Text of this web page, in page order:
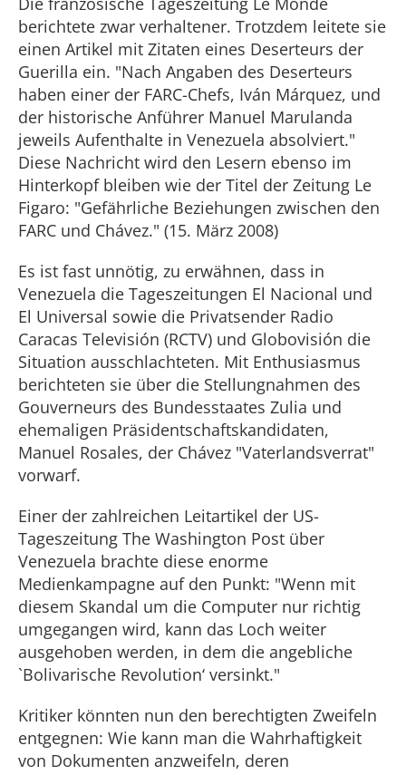
berichtete zwar verhaltener. Trotzdem leitete sie
einen Artikel mit Zitaten eines Deserteurs der
Guerilla ein. "Nach Angaben des Deserteurs
haben einer der FARC-Chefs, Iván Márquez, und
der historische Anführer Manuel Marulanda
jeweils Aufenthalte in Venezuela absolviert."
Diese Nachricht wird den Lesern ebenso im
Hinterkopf bleiben wie der Titel der Zeitung Le
Figaro: "Gefährliche Beziehungen zwischen den
FARC und Chávez." (15. März 2008)
Es ist fast unnötig, zu erwähnen, dass in
Venezuela die Tageszeitungen El Nacional und
El Universal sowie die Privatsender Radio
Caracas Televisión (RCTV) und Globovisión die
Situation ausschlachteten. Mit Enthusiasmus
berichteten sie über die Stellungnahmen des
Gouverneurs des Bundesstaates Zulia und
ehemaligen Präsidentschaftskandidaten,
Manuel Rosales, der Chávez "Vaterlandsverrat"
vorwarf.
Einer der zahlreichen Leitartikel der US-
Tageszeitung The Washington Post über
Venezuela brachte diese enorme
Medienkampagne auf den Punkt: "Wenn mit
diesem Skandal um die Computer nur richtig
umgegangen wird, kann das Loch weiter
ausgehoben werden, in dem die angebliche
`Bolivarische Revolution‘ versinkt."
Kritiker könnten nun den berechtigten Zweifeln
entgegnen: Wie kann man die Wahrhaftigkeit
von Dokumenten anzweifeln, deren